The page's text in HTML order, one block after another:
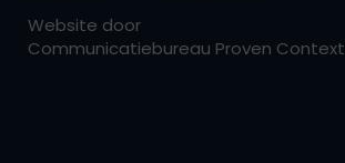
Website door
Communicatiebureau Proven Context